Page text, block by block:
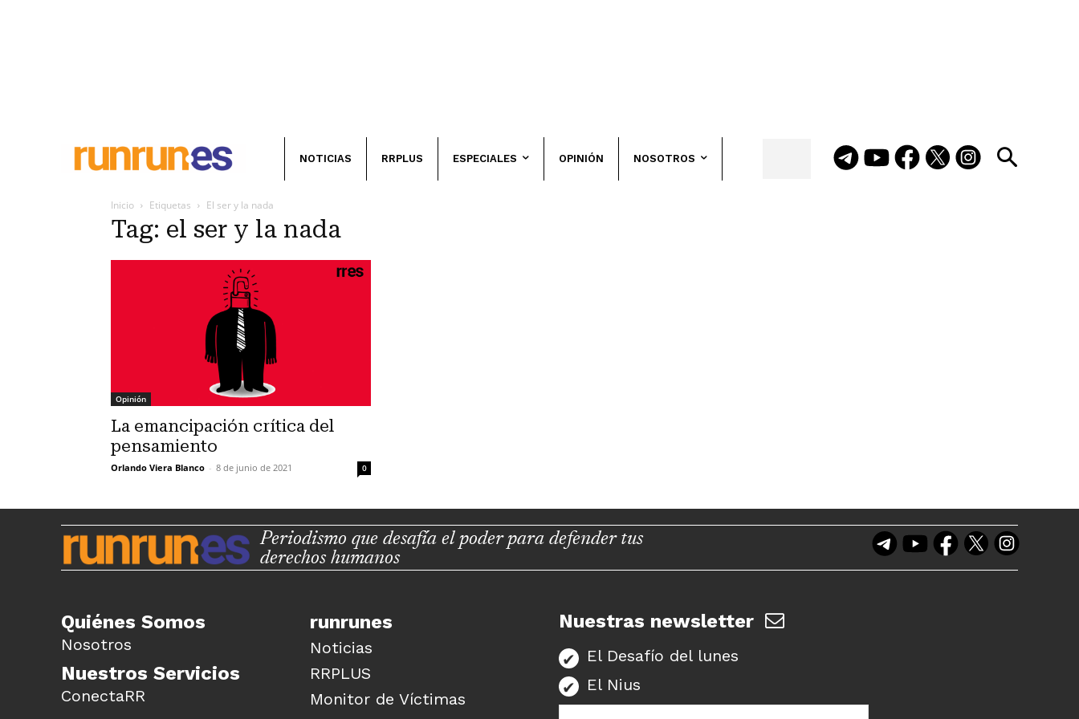
NOTICIAS RRPLUS ESPECIALES OPINIÓN NOSOTROS
Inicio Etiquetas El ser y la nada
Tag: el ser y la nada
Opinión
La emancipación crítica del
pensamiento
Orlando Viera Blanco - 8 de junio de 2021 0
Periodismo que desafía el poder para defender tus
derechos humanos
Quiénes Somos
Nosotros
Nuestros Servicios
ConectaRR
runrunes
Noticias
RRPLUS
Monitor de Víctimas
Nuestras newsletter
El Desafío del lunes
El Nius